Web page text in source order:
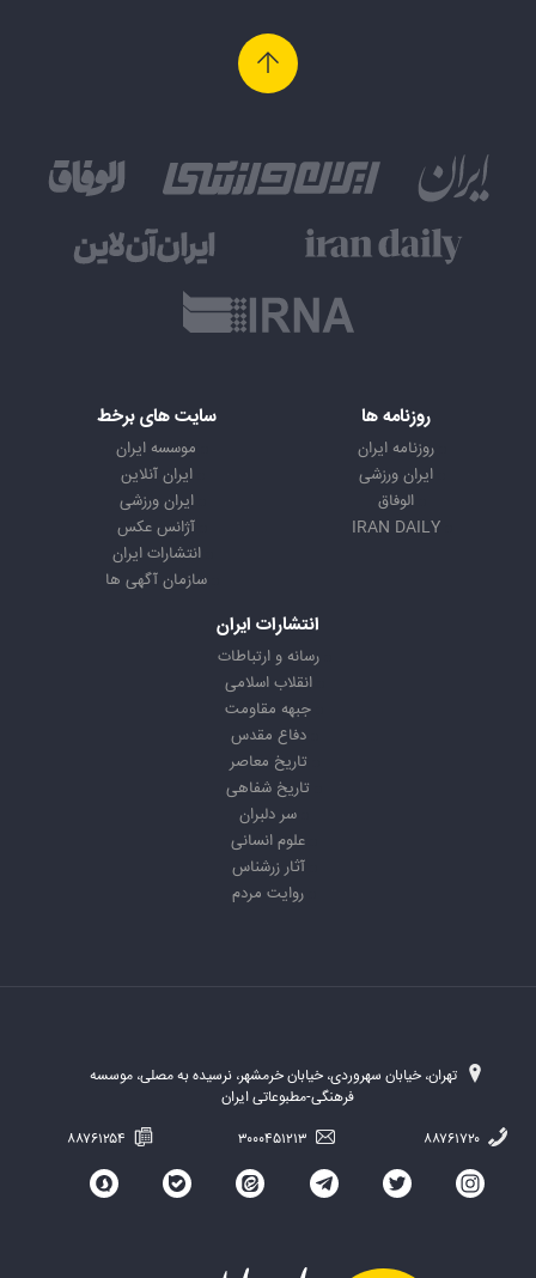
روزنامه ها
روزنامه ایران
ایران ورزشی
الوفاق
IRAN DAILY
سایت های برخط
موسسه ایران
ایران آنلاین
ایران ورزشی
آژانس عکس
انتشارات ایران
سازمان آگهی ها
انتشارات ایران
رسانه و ارتباطات
انقلاب اسلامی
جبهه مقاومت
دفاع مقدس
تاریخ معاصر
تاریخ شفاهی
سر دلبران
علوم انسانی
آثار زرشناس
روایت مردم
تهران، خیابان سهروردی، خیابان خرمشهر، نرسیده به مصلی، موسسه
فرهنگی-مطبوعاتی ایران